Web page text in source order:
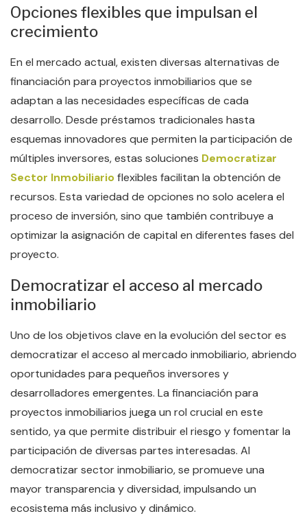
Opciones flexibles que impulsan el
crecimiento
En el mercado actual, existen diversas alternativas de
financiación para proyectos inmobiliarios que se
adaptan a las necesidades específicas de cada
desarrollo. Desde préstamos tradicionales hasta
esquemas innovadores que permiten la participación de
múltiples inversores, estas soluciones Democratizar
Sector Inmobiliarioflexibles facilitan la obtención de
recursos. Esta variedad de opciones no solo acelera el
proceso de inversión, sino que también contribuye a
optimizar la asignación de capital en diferentes fases del
proyecto.
Democratizar el acceso al mercado
inmobiliario
Uno de los objetivos clave en la evolución del sector es
democratizar el acceso al mercado inmobiliario, abriendo
oportunidades para pequeños inversores y
desarrolladores emergentes. La financiación para
proyectos inmobiliarios juega un rol crucial en este
sentido, ya que permite distribuir el riesgo y fomentar la
participación de diversas partes interesadas. Al
democratizar sector inmobiliario, se promueve una
mayor transparencia y diversidad, impulsando un
ecosistema más inclusivo y dinámico.